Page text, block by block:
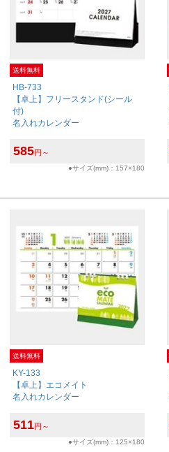
送料無料
HB-733
【卓上】フリースタンド(シール
付)
名入れカレンダー
585円～
●サイズ(mm)：157×180
送料無料
KY-133
【卓上】エコメイト
名入れカレンダー
511円～
●サイズ(mm)：125×180